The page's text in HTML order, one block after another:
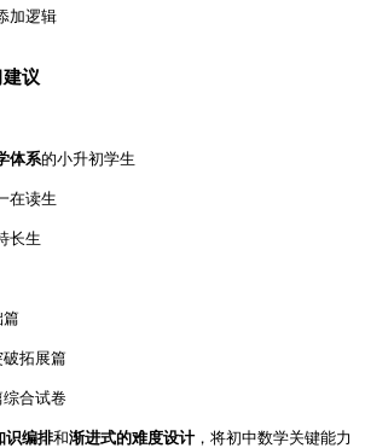
添加逻辑
建议
体系的小升初学生
在读生
特长生
篇
破拓展篇
综合试卷
识编排和渐进式的难度设计，将初中数学关键能力